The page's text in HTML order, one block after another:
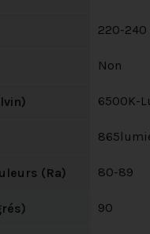
220-240
Non
6500K-
(Ra) 80-89
90